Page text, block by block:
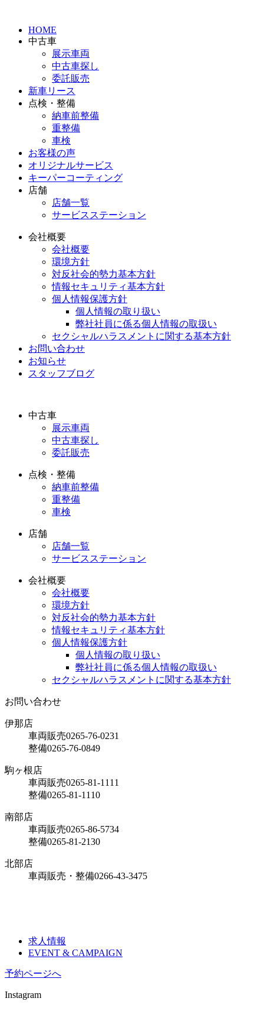
HOME
中古車
展示車両
中古車探し
委託販売
新車リース
点検・整備
納車前整備
重整備
車検
お客様の声
オリジナルサービス
キーパーコーティング
店舗
店舗一覧
サービスステーション
会社概要
会社概要
環境方針
対反社会的勢力基本方針
情報セキュリティ基本方針
個人情報保護方針
個人情報の取り扱い
弊社社員に係る個人情報の取扱い
セクシャルハラスメントに関する基本方針
お問い合わせ
お知らせ
スタッフブログ
中古車
展示車両
中古車探し
委託販売
点検・整備
納車前整備
重整備
車検
店舗
店舗一覧
サービスステーション
会社概要
会社概要
環境方針
対反社会的勢力基本方針
情報セキュリティ基本方針
個人情報保護方針
個人情報の取り扱い
弊社社員に係る個人情報の取扱い
セクシャルハラスメントに関する基本方針
お問い合わせ
伊那店
車両販売0265-76-0231
整備0265-76-0849
駒ヶ根店
車両販売0265-81-1111
整備0265-81-1110
南部店
車両販売0265-86-5734
整備0265-81-2130
北部店
車両販売・整備0266-43-3475
求人情報
EVENT & CAMPAIGN
予約ページへ
Instagram